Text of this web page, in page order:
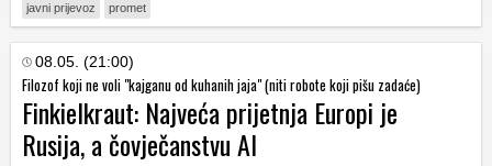
javni prijevoz promet
08.05. (21:00)
Filozof koji ne voli "kajganu od kuhanih jaja" (niti robote koji pišu zadaće)
Finkielkraut: Najveća prijetnja Europi je
Rusija, a čovječanstvu AI